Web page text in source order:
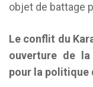
objet de battage
Le conflit du
ouverture de
pour la politique